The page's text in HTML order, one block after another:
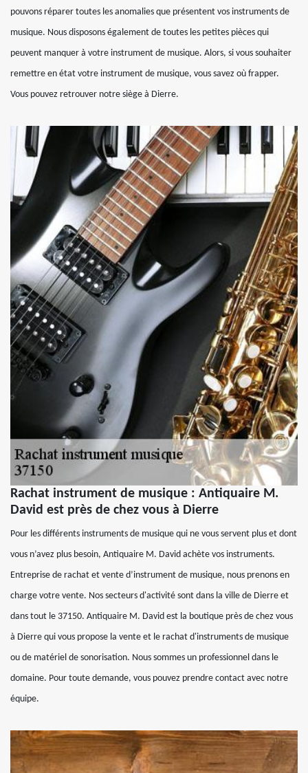
pouvons réparer toutes les anomalies que présentent vos instruments de
musique. Nous disposons également de toutes les petites pièces qui
peuvent manquer à votre instrument de musique. Alors, si vous souhaiter
remettre en état votre instrument de musique, vous savez où frapper.
Vous pouvez retrouver notre siège à Dierre.
Rachat instrument de musique : Antiquaire M.
David est près de chez vous à Dierre
Pour les différents instruments de musique qui ne vous servent plus et dont
vous n’avez plus besoin, Antiquaire M. David achète vos instruments.
Entreprise de rachat et vente d’instrument de musique, nous prenons en
charge votre vente. Nos secteurs d'activité sont dans la ville de Dierre et
dans tout le 37150. Antiquaire M. David est la boutique près de chez vous
à Dierre qui vous propose la vente et le rachat d'instruments de musique
ou de matériel de sonorisation. Nous sommes un professionnel dans le
domaine. Pour toute demande, vous pouvez prendre contact avec notre
équipe.